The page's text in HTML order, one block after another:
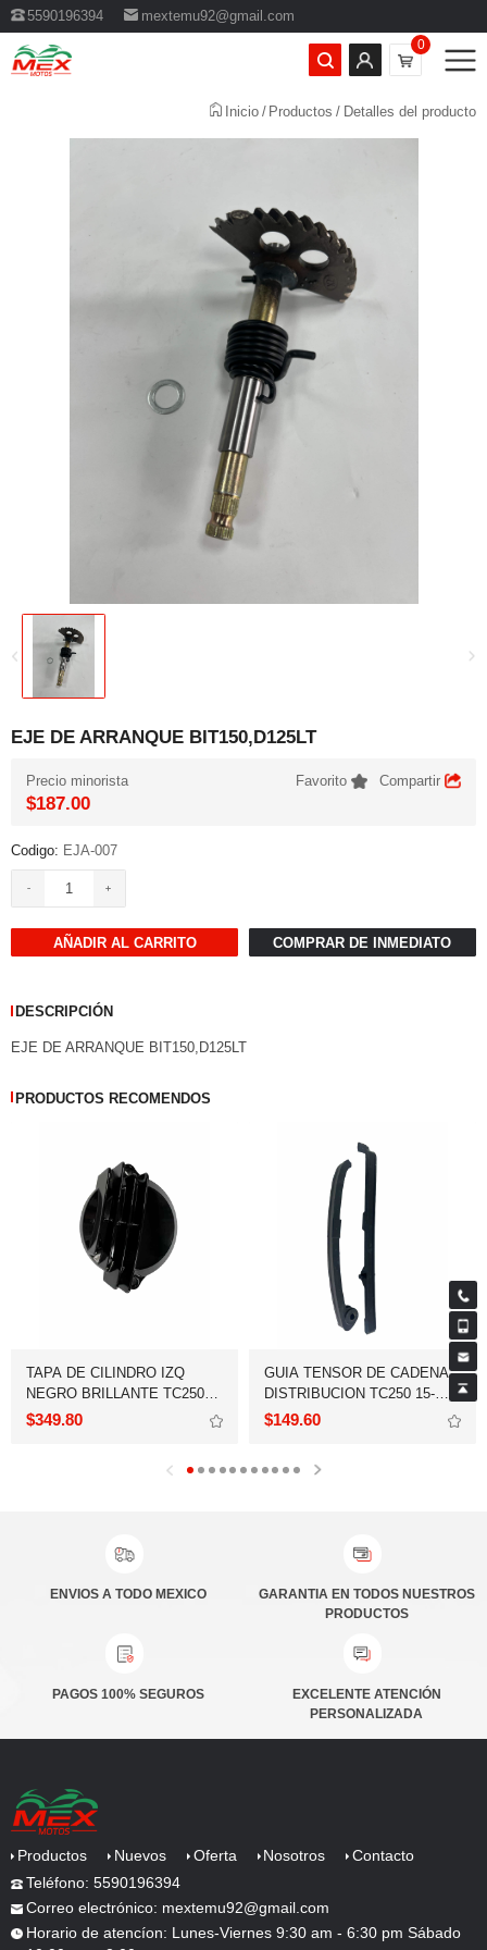
5590196394
mextemu92@gmail.com
0
Inicio Productos Detalles del producto
EJE DE ARRANQUE BIT150,D125LT
Precio minorista
$187.00
Favorito Compartir
Codigo: EJA-007
AÑADIR AL CARRITO COMPRAR DE INMEDIATO
DESCRIPCIÓN
EJE DE ARRANQUE BIT150,D125LT
PRODUCTOS RECOMENDOS
20-24
$349.80 $149.60
ENVIOS A TODO MEXICO
PRODUCTOS
PAGOS 100% SEGUROS
PERSONALIZADA
Productos Nuevos Oferta Nosotros
Contacto
Teléfono: 5590196394
Correo electrónico: mextemu92@gmail.com